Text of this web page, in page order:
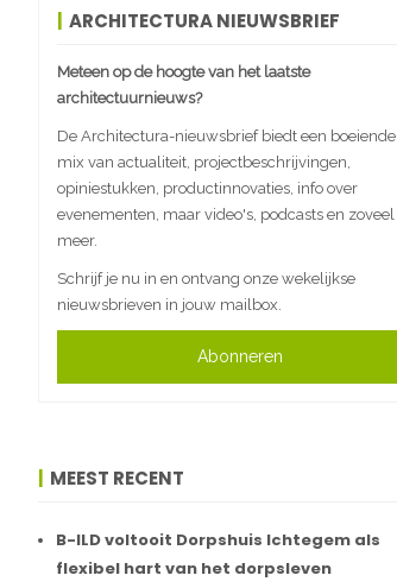
ARCHITECTURA NIEUWSBRIEF
Meteen op de hoogte van het laatste
architectuurnieuws?
De Architectura-nieuwsbrief biedt een boeiende
mix van actualiteit, projectbeschrijvingen,
opiniestukken, productinnovaties, info over
evenementen, maar video's, podcasts en zoveel
meer.
Schrijf je nu in en ontvang onze wekelijkse
nieuwsbrieven in jouw mailbox.
Abonneren
MEEST RECENT
B-ILD voltooit Dorpshuis Ichtegem als
flexibel hart van het dorpsleven